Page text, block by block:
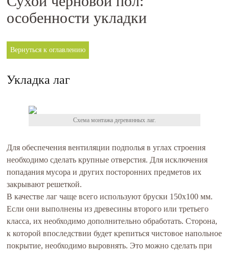
особенности укладки
Вернуться к оглавлению
Укладка лаг
Схема монтажа деревянных лаг.
Для обеспечения вентиляции подполья в углах строения
необходимо сделать крупные отверстия. Для исключения
попадания мусора и других посторонних предметов их
закрывают решеткой.
В качестве лаг чаще всего используют бруски 150х100 мм.
Если они выполнены из древесины второго или третьего
класса, их необходимо дополнительно обработать. Сторона,
к которой впоследствии будет крепиться чистовое напольное
покрытие, необходимо выровнять. Это можно сделать при